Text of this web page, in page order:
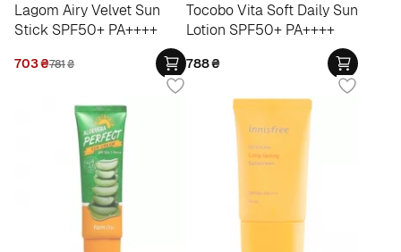
Lagom Airy Velvet Sun
Stick SPF50+ PA++++
703₴781₴
Tocobo Vita Soft Daily Sun
Lotion SPF50+ PA++++
788₴